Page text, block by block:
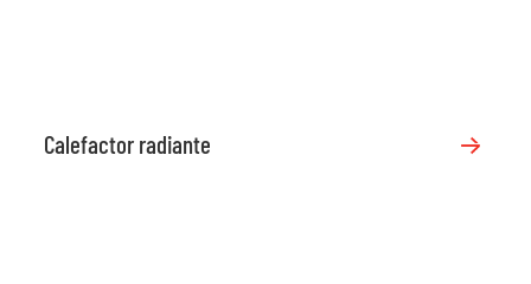
Calefactor radiante